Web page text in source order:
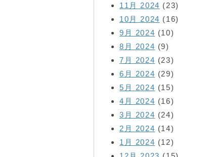
11月 2024 (23)
10月 2024 (16)
9月 2024 (10)
8月 2024 (9)
7月 2024 (23)
6月 2024 (29)
5月 2024 (15)
4月 2024 (16)
3月 2024 (24)
2月 2024 (14)
1月 2024 (12)